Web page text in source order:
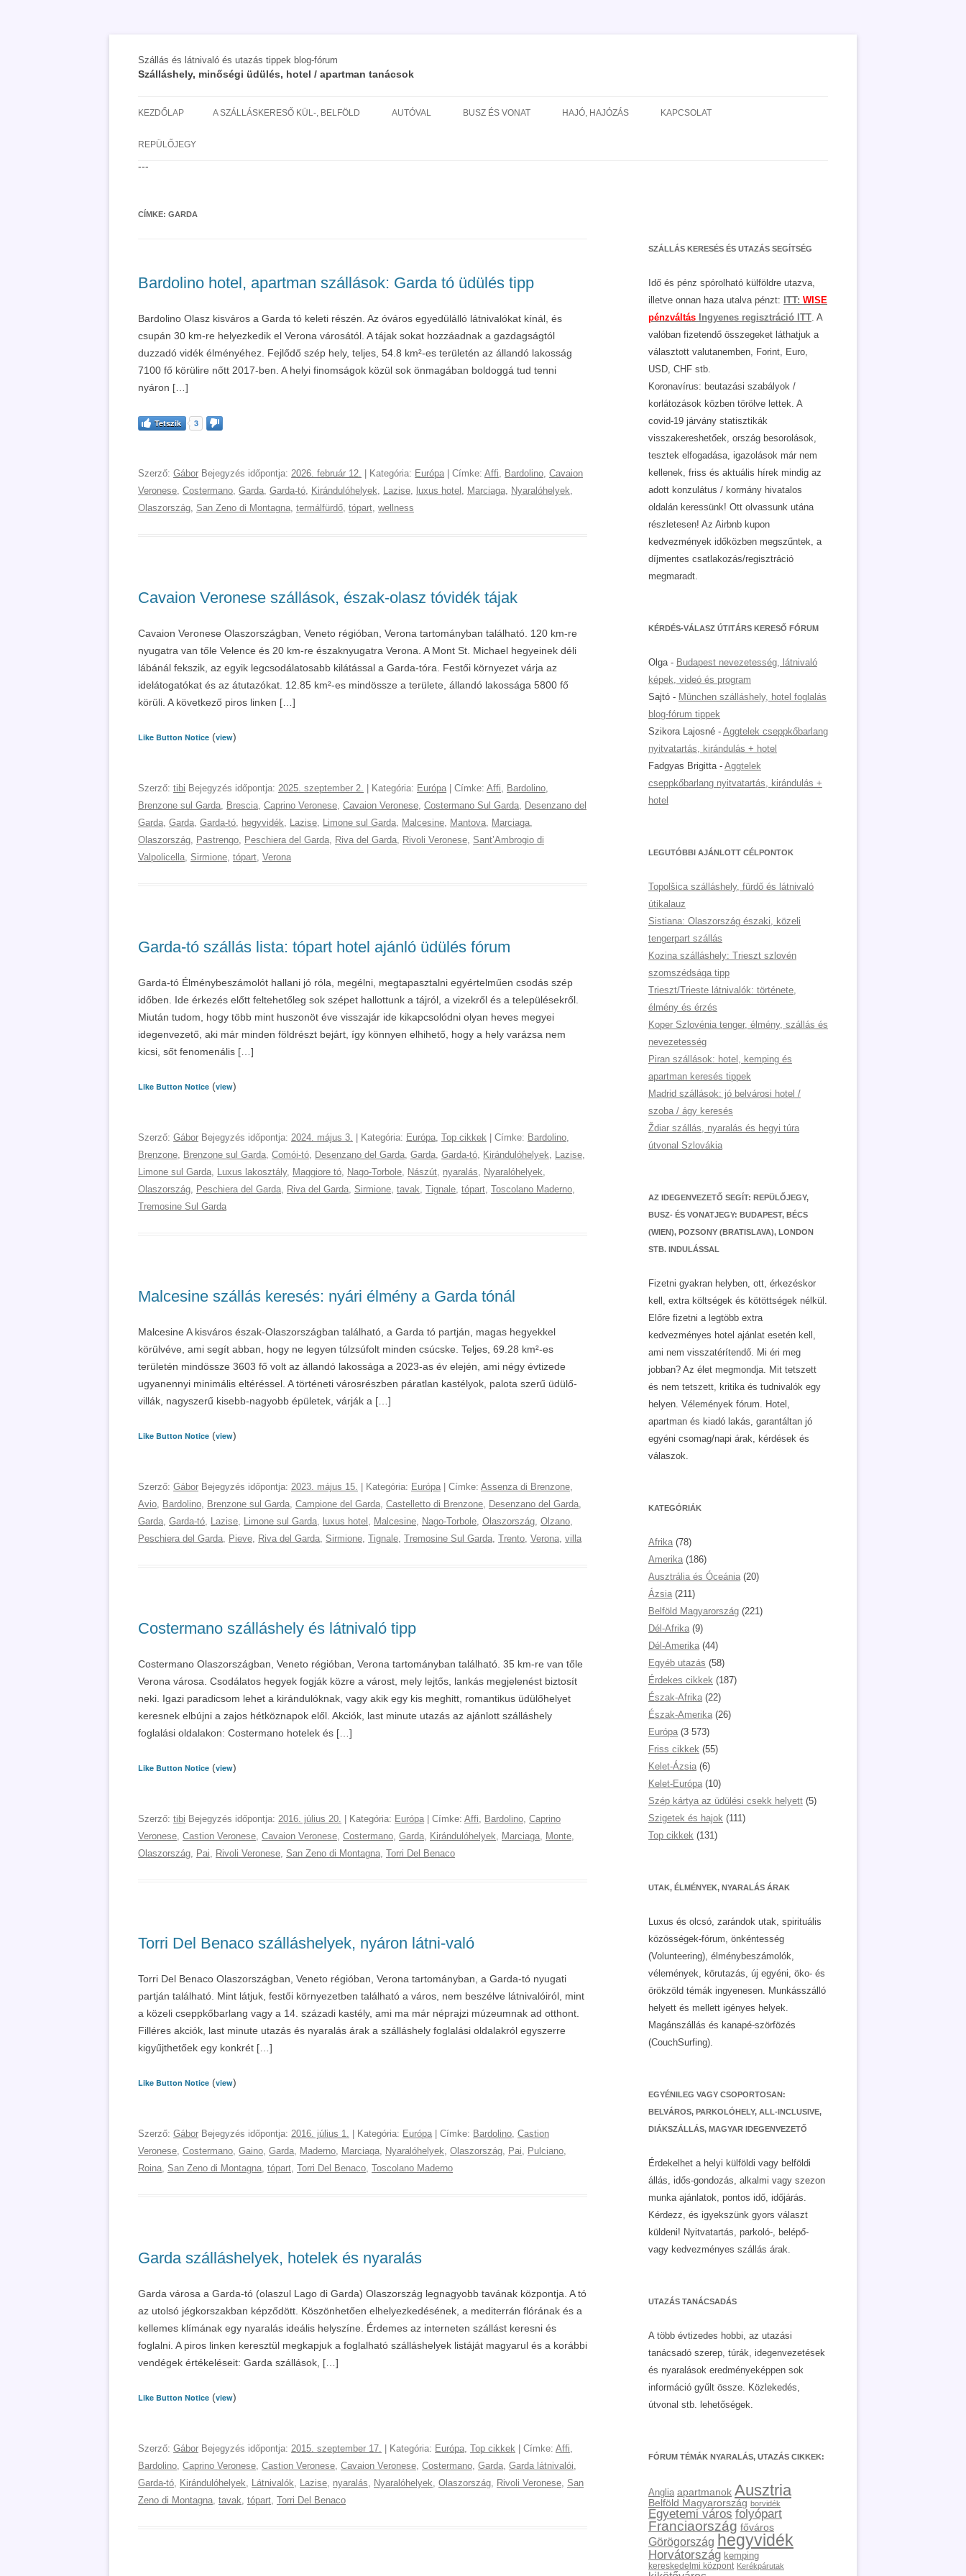
Szállás és látnivaló és utazás tippek blog-fórum
Szálláshely, minőségi üdülés, hotel / apartman tanácsok
a
KEZDŐLAP A SZÁLLÁSKERESŐ KÜL-, BELFÖLD AUTÓVAL BUSZ ÉS VONAT HAJÓ, HAJÓZÁS KAPCSOLAT
REPÜLŐJEGY
---
CÍMKE: GARDA
Bardolino hotel, apartman szállások: Garda tó üdülés tipp
Bardolino Olasz kisváros a Garda tó keleti részén. Az óváros egyedülálló látnivalókat kínál, és
csupán 30 km-re helyezkedik el Verona városától. A tájak sokat hozzáadnak a gazdagságtól
duzzadó vidék élményéhez. Fejlődő szép hely, teljes, 54.8 km²-es területén az állandó lakosság
7100 fő körülire nőtt 2017-ben. A helyi finomságok közül sok önmagában boldoggá tud tenni
nyáron […]
Tetszik 3
Szerző: Gábor Bejegyzés időpontja: 2026. február 12. | Kategória: Európa | Címke: Affi, Bardolino, Cavaion
Veronese, Costermano, Garda, Garda-tó, Kirándulóhelyek, Lazise, luxus hotel , Marciaga, Nyaralóhelyek,
Olaszország, San Zeno di Montagna, termálfürdő, tópart, wellness
Cavaion Veronese szállások, észak-olasz tóvidék tájak
Cavaion Veronese Olaszországban, Veneto régióban, Verona tartományban található. 120 km-re
nyugatra van tőle Velence és 20 km-re északnyugatra Verona. A Mont St. Michael hegyeinek déli
lábánál fekszik, az egyik legcsodálatosabb kilátással a Garda-tóra. Festői környezet várja az
idelátogatókat és az átutazókat. 12.85 km²-es mindössze a területe, állandó lakossága 5800 fő
körüli. A következő piros linken […]
Like Button Notice (view)
Szerző: tibi Bejegyzés időpontja: 2025. szeptember 2. | Kategória: Európa | Címke: Affi, Bardolino,
Brenzone sul Garda, Brescia, Caprino Veronese, Cavaion Veronese, Costermano Sul Garda, Desenzano del
Garda, Garda, Garda-tó, hegyvidék, Lazise, Limone sul Garda, Malcesine, Mantova, Marciaga,
Olaszország, Pastrengo, Peschiera del Garda, Riva del Garda, Rivoli Veronese, SantʼAmbrogio di
Valpolicella, Sirmione, tópart, Verona
Garda-tó szállás lista: tópart hotel ajánló üdülés fórum
Garda-tó Élménybeszámolót hallani jó róla, megélni, megtapasztalni egyértelműen csodás szép
időben. Ide érkezés előtt feltehetőleg sok szépet hallottunk a tájról, a vizekről és a településekről.
Miután tudom, hogy több mint huszonöt éve visszajár ide kikapcsolódni olyan heves megyei
idegenvezető, aki már minden földrészt bejárt, így könnyen elhihető, hogy a hely varázsa nem
kicsi, sőt fenomenális […]
Like Button Notice (view)
Szerző: Gábor Bejegyzés időpontja: 2024. május 3. | Kategória: Európa, Top cikkek | Címke: Bardolino,
Brenzone, Brenzone sul Garda, Comói-tó, Desenzano del Garda, Garda, Garda-tó, Kirándulóhelyek, Lazise,
Limone sul Garda, Luxus lakosztály, Maggiore tó, Nago-Torbole, Nászút, nyaralás, Nyaralóhelyek,
Olaszország, Peschiera del Garda, Riva del Garda, Sirmione, tavak, Tignale, tópart, Toscolano Maderno,
Tremosine Sul Garda
Malcesine szállás keresés: nyári élmény a Garda tónál
Malcesine A kisváros észak-Olaszországban található, a Garda tó partján, magas hegyekkel
körülvéve, ami segít abban, hogy ne legyen túlzsúfolt minden csúcske. Teljes, 69.28 km²-es
területén mindössze 3603 fő volt az állandó lakossága a 2023-as év elején, ami négy évtizede
ugyanennyi minimális eltéréssel. A történeti városrészben páratlan kastélyok, palota szerű üdülő-
villák, nagyszerű kisebb-nagyobb épületek, várják a […]
Like Button Notice (view)
Szerző: Gábor Bejegyzés időpontja: 2023. május 15. | Kategória: Európa | Címke: Assenza di Brenzone,
Avio, Bardolino, Brenzone sul Garda, Campione del Garda, Castelletto di Brenzone, Desenzano del Garda,
Garda, Garda-tó, Lazise, Limone sul Garda, luxus hotel , Malcesine, Nago-Torbole, Olaszország, Olzano,
Peschiera del Garda, Pieve, Riva del Garda, Sirmione, Tignale, Tremosine Sul Garda, Trento, Verona, villa
Costermano szálláshely és látnivaló tipp
Costermano Olaszországban, Veneto régióban, Verona tartományban található. 35 km-re van tőle
Verona városa. Csodálatos hegyek fogják közre a várost, mely lejtős, lankás megjelenést biztosít
neki. Igazi paradicsom lehet a kirándulóknak, vagy akik egy kis meghitt, romantikus üdülőhelyet
keresnek elbújni a zajos hétköznapok elől. Akciók, last minute utazás az ajánlott szálláshely
foglalási oldalakon: Costermano hotelek és […]
Like Button Notice (view)
Szerző: tibi Bejegyzés időpontja: 2016. július 20. | Kategória: Európa | Címke: Affi, Bardolino, Caprino
Veronese, Castion Veronese, Cavaion Veronese, Costermano, Garda, Kirándulóhelyek, Marciaga, Monte,
Olaszország, Pai, Rivoli Veronese, San Zeno di Montagna, Torri Del Benaco
Torri Del Benaco szálláshelyek, nyáron látni-való
Torri Del Benaco Olaszországban, Veneto régióban, Verona tartományban, a Garda-tó nyugati
partján található. Mint látjuk, festői környezetben található a város, nem beszélve látnivalóiról, mint
a közeli cseppkőbarlang vagy a 14. századi kastély, ami ma már néprajzi múzeumnak ad otthont.
Filléres akciók, last minute utazás és nyaralás árak a szálláshely foglalási oldalakról egyszerre
kigyűjthetőek egy konkrét […]
Like Button Notice (view)
Szerző: Gábor Bejegyzés időpontja: 2016. július 1. | Kategória: Európa | Címke: Bardolino, Castion
Veronese, Costermano, Gaino, Garda, Maderno, Marciaga, Nyaralóhelyek, Olaszország, Pai, Pulciano,
Roina, San Zeno di Montagna, tópart, Torri Del Benaco, Toscolano Maderno
Garda szálláshelyek, hotelek és nyaralás
Garda városa a Garda-tó (olaszul Lago di Garda) Olaszország legnagyobb tavának központja. A tó
az utolsó jégkorszakban képződött. Köszönhetően elhelyezkedésének, a mediterrán flórának és a
kellemes klímának egy nyaralás ideális helyszíne. Érdemes az interneten szállást keresni és
foglalni. A piros linken keresztül megkapjuk a foglalható szálláshelyek listáját magyarul és a korábbi
vendégek értékeléseit: Garda szállások, […]
Like Button Notice (view)
Szerző: Gábor Bejegyzés időpontja: 2015. szeptember 17. | Kategória: Európa, Top cikkek | Címke: Affi,
Bardolino, Caprino Veronese, Castion Veronese, Cavaion Veronese, Costermano, Garda, Garda látnivalói,
Garda-tó, Kirándulóhelyek, Látnivalók, Lazise, nyaralás, Nyaralóhelyek, Olaszország, Rivoli Veronese, San
Zeno di Montagna, tavak, tópart, Torri Del Benaco
SZÁLLÁS KERESÉS ÉS UTAZÁS SEGÍTSÉG
Idő és pénz spórolható külföldre utazva,
illetve onnan haza utalva pénzt: ITT: WISE
pénzváltás Ingyenes regisztráció ITT. A
valóban fizetendő összegeket láthatjuk a
választott valutanemben, Forint, Euro,
USD, CHF stb.
Koronavírus: beutazási szabályok /
korlátozások közben törölve lettek. A
covid-19 járvány statisztikák
visszakereshetőek, ország besorolások,
tesztek elfogadása, igazolások már nem
kellenek, friss és aktuális hírek mindig az
adott konzulátus / kormány hivatalos
oldalán keressünk! Ott olvassunk utána
részletesen! Az Airbnb kupon
kedvezmények időközben megszűntek, a
díjmentes csatlakozás/regisztráció
megmaradt.
KÉRDÉS-VÁLASZ ÚTITÁRS KERESŐ FÓRUM
Olga- Budapest nevezetesség, látnivaló
képek, videó és program
Sajtó - München szálláshely, hotel foglalás
blog-fórum tippek
Szikora Lajosné - Aggtelek cseppkőbarlang
nyitvatartás, kirándulás + hotel
Fadgyas Brigitta- Aggtelek
cseppkőbarlang nyitvatartás, kirándulás +
hotel
LEGUTÓBBI AJÁNLOTT CÉLPONTOK
Topolšica szálláshely, fürdő és látnivaló
útikalauz
Sistiana: Olaszország északi, közeli
tengerpart szállás
Kozina szálláshely: Trieszt szlovén
szomszédsága tipp
Trieszt/Trieste látnivalók: története,
élmény és érzés
Koper Szlovénia tenger, élmény, szállás és
nevezetesség
Piran szállások: hotel, kemping és
apartman keresés tippek
Madrid szállások: jó belvárosi hotel /
szoba / ágy keresés
Ždiar szállás, nyaralás és hegyi túra
útvonal Szlovákia
AZ IDEGENVEZETŐ SEGÍT: REPÜLŐJEGY,
BUSZ- ÉS VONATJEGY: BUDAPEST, BÉCS
(WIEN), POZSONY (BRATISLAVA), LONDON
STB. INDULÁSSAL
Fizetni gyakran helyben, ott, érkezéskor
kell, extra költségek és kötöttségek nélkül.
Előre fizetni a legtöbb extra
kedvezményes hotel ajánlat esetén kell,
ami nem visszatérítendő. Mi éri meg
jobban? Az élet megmondja. Mit tetszett
és nem tetszett, kritika és tudnivalók egy
helyen. Vélemények fórum. Hotel,
apartman és kiadó lakás, garantáltan jó
egyéni csomag/napi árak, kérdések és
válaszok.
KATEGÓRIÁK
Afrika (78)
Amerika (186)
Ausztrália és Óceánia (20)
Ázsia (211)
Belföld Magyarország (221)
Dél-Afrika (9)
Dél-Amerika (44)
Egyéb utazás (58)
Érdekes cikkek (187)
Észak-Afrika (22)
Észak-Amerika (26)
Európa (3 573)
Friss cikkek (55)
Kelet-Ázsia (6)
Kelet-Európa (10)
Szép kártya az üdülési csekk helyett (5)
Szigetek és hajok (111)
Top cikkek (131)
UTAK, ÉLMÉNYEK, NYARALÁS ÁRAK
Luxus és olcsó, zarándok utak, spirituális
közösségek-fórum, önkéntesség
(Volunteering), élménybeszámolók,
vélemények, körutazás, új egyéni, öko- és
örökzöld témák ingyenesen. Munkásszálló
helyett és mellett igényes helyek.
Magánszállás és kanapé-szörfözés
(CouchSurfing).
EGYÉNILEG VAGY CSOPORTOSAN:
BELVÁROS, PARKOLÓHELY, ALL-INCLUSIVE,
DIÁKSZÁLLÁS, MAGYAR IDEGENVEZETŐ
Érdekelhet a helyi külföldi vagy belföldi
állás, idős-gondozás, alkalmi vagy szezon
munka ajánlatok, pontos idő, időjárás.
Kérdezz, és igyekszünk gyors választ
küldeni! Nyitvatartás, parkoló-, belépő-
vagy kedvezményes szállás árak.
UTAZÁS TANÁCSADÁS
A több évtizedes hobbi, az utazási
tanácsadó szerep, túrák, idegenvezetések
és nyaralások eredményeképpen sok
információ gyűlt össze. Közlekedés,
útvonal stb. lehetőségek.
FÓRUM TÉMÁK NYARALÁS, UTAZÁS CIKKEK:
Anglia apartmanok Ausztria
Belföld Magyarország borvidék
Egyetemi város folyópart
Franciaország főváros
Görögország hegyvidék
Horvátország kemping
kereskedelmi központ Kerékpárutak